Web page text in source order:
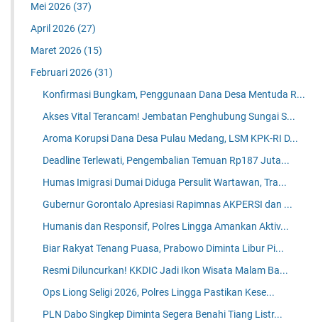
Mei 2026 (37)
April 2026 (27)
Maret 2026 (15)
Februari 2026 (31)
Konfirmasi Bungkam, Penggunaan Dana Desa Mentuda R...
Akses Vital Terancam! Jembatan Penghubung Sungai S...
Aroma Korupsi Dana Desa Pulau Medang, LSM KPK-RI D...
Deadline Terlewati, Pengembalian Temuan Rp187 Juta...
Humas Imigrasi Dumai Diduga Persulit Wartawan, Tra...
Gubernur Gorontalo Apresiasi Rapimnas AKPERSI dan ...
Humanis dan Responsif, Polres Lingga Amankan Aktiv...
Biar Rakyat Tenang Puasa, Prabowo Diminta Libur Pi...
Resmi Diluncurkan! KKDIC Jadi Ikon Wisata Malam Ba...
Ops Liong Seligi 2026, Polres Lingga Pastikan Kese...
PLN Dabo Singkep Diminta Segera Benahi Tiang Listr...